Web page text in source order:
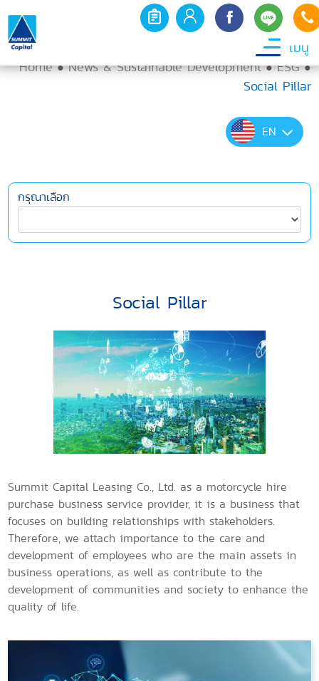
เมนู
Home ● News & Sustainable Development ● ESG ●
Social Pillar
EN
กรุณาเลือก
Social Pillar
Summit Capital Leasing Co., Ltd. as a motorcycle hire
purchase business service provider, it is a business that
focuses on building relationships with stakeholders.
Therefore, we attach importance to the care and
development of employees who are the main assets in
business operations, as well as contribute to the
development of communities and society to enhance the
quality of life.